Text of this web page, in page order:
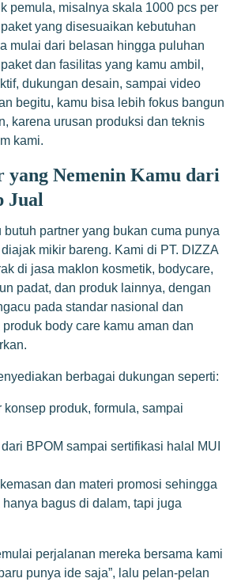
pemula, misalnya skala 1000 pcs per
yang disesuaikan kebutuhan
mulai dari belasan hingga puluhan
dan fasilitas yang kamu ambil,
dukungan desain, sampai video
begitu, kamu bisa lebih fokus bangun
karena urusan produksi dan teknis
kami.
Nemenin Kamu dari
Jual
partner yang bukan cuma punya
mikir bareng. Kami di PT. DIZZA
di jasa maklon kosmetik, bodycare,
padat, dan produk lainnya, dengan
pada standar nasional dan
body care kamu aman dan
berbagai dukungan seperti:
konsep produk, formula, sampai
BPOM sampai sertifikasi halal MUI
dan materi promosi sehingga
bagus di dalam, tapi juga
perjalanan mereka bersama kami
punya ide saja”, lalu pelan-pelan